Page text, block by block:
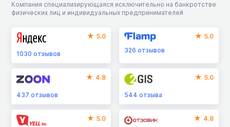
Компания специализирующаяся исключительно на банкротстве
физических лиц и индивидуальных предпринимателей
5.0
1030 отзывов
5.0
326отзывов
4.8
437 отзывов
5.0
544отзыва
5.0 4.8